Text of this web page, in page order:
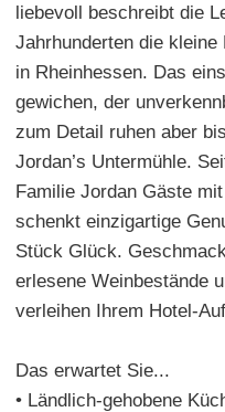
liebevoll beschreibt die
Jahrhunderten die kleine
in Rheinhessen. Das
gewichen, der
zum Detail ruhen aber
Jordan’s Untermühle.
Familie Jordan Gäste
schenkt einzigartige
Stück Glück.
erlesene Weinbestände
verleihen Ihrem Hotel-
Das erwartet Sie...
• Ländlich-gehobene